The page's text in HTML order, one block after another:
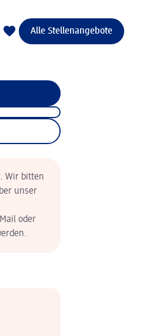
Alle Stellenangebote
Wir bitten
unser
oder